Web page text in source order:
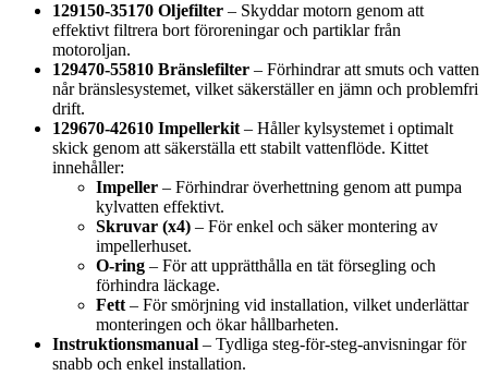
129150-35170 Oljefilter – Skyddar motorn genom att
effektivt filtrera bort föroreningar och partiklar från
motoroljan.
129470-55810 Bränslefilter – Förhindrar att smuts och vatten
når bränslesystemet, vilket säkerställer en jämn och problemfri
drift.
129670-42610 Impellerkit– Håller kylsystemet i optimalt
skick genom att säkerställa ett stabilt vattenflöde. Kittet
innehåller:
Impeller – Förhindrar överhettning genom att pumpa
kylvatten effektivt.
Skruvar (x4) – För enkel och säker montering av
impellerhuset.
O-ring – För att upprätthålla en tät försegling och
förhindra läckage.
Fett– För smörjning vid installation, vilket underlättar
monteringen och ökar hållbarheten.
Instruktionsmanual – Tydliga steg-för-steg-anvisningar för
snabb och enkel installation.